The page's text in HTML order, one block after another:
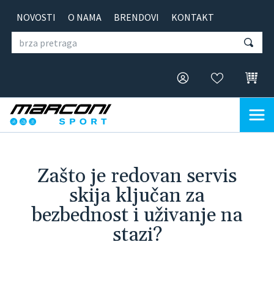
NOVOSTI O NAMA BRENDOVI KONTAKT
Zašto je redovan servis
skija ključan za
bezbednost i uživanje na
stazi?